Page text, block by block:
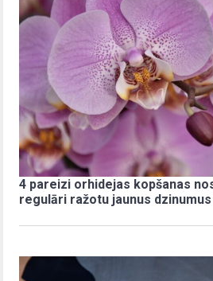
4 pareizi orhidejas kopšanas
regulāri ražotu jaunus dzinumus